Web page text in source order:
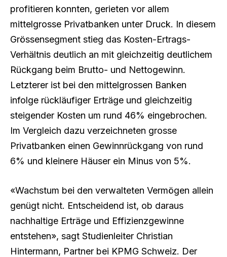
profitieren konnten, gerieten vor allem
mittelgrosse Privatbanken unter Druck. In diesem
Grössensegment stieg das Kosten-Ertrags-
Verhältnis deutlich an mit gleichzeitig deutlichem
Rückgang beim Brutto- und Nettogewinn.
Letzterer ist bei den mittelgrossen Banken
infolge rückläufiger Erträge und gleichzeitig
steigender Kosten um rund 46% eingebrochen.
Im Vergleich dazu verzeichneten grosse
Privatbanken einen Gewinnrückgang von rund
6% und kleinere Häuser ein Minus von 5%.
«Wachstum bei den verwalteten Vermögen allein
genügt nicht. Entscheidend ist, ob daraus
nachhaltige Erträge und Effizienzgewinne
entstehen», sagt Studienleiter Christian
Hintermann, Partner bei KPMG Schweiz. Der